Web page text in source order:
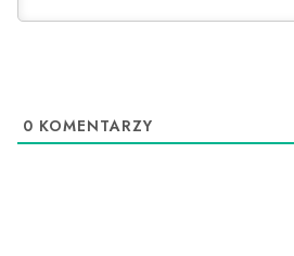
0 KOMENTARZY